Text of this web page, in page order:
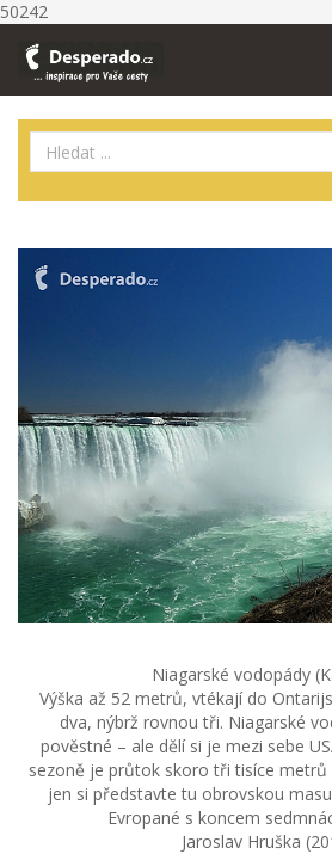
50242
Niagarské vodopády
Výška až 52 metrů, vtékají do
dva, nýbrž rovnou tři. Niagarské
pověstné – ale dělí si je mezi sebe
sezoně je průtok skoro tři tisíce metrů
jen si představte tu obrovskou
Evropané s koncem
Jaroslav Hruška